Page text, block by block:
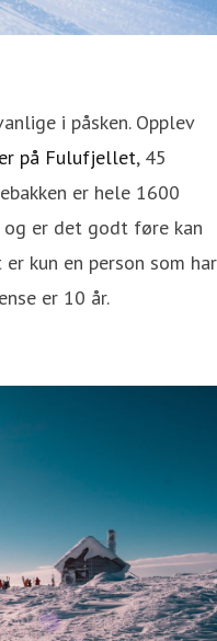
i påsken. Opplev
på Fulufjellet, 45
er hele 1600
er det godt føre kan
kun en person som har
er 10 år.